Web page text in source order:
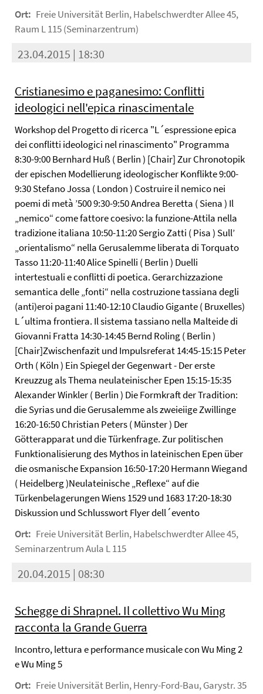
Ort: Freie Universität Berlin, Habelschwerdter Allee 45,
Raum L 115 (Seminarzentrum)
23.04.2015 | 18:30
Cristianesimo e paganesimo: Conflitti
ideologici nell'epica rinascimentale
Workshop del Progetto di ricerca "L´espressione epica
dei conflitti ideologici nel rinascimento" Programma
8:30-9:00 Bernhard Huß ( Berlin ) [Chair] Zur Chronotopik
der epischen Modellierung ideologischer Konflikte 9:00-
9:30 Stefano Jossa ( London ) Costruire il nemico nei
poemi di metà ’500 9:30-9:50 Andrea Beretta ( Siena ) Il
„nemico“ come fattore coesivo: la funzione-Attila nella
tradizione italiana 10:50-11:20 Sergio Zatti ( Pisa ) Sull’
„orientalismo“ nella Gerusalemme liberata di Torquato
Tasso 11:20-11:40 Alice Spinelli ( Berlin ) Duelli
intertestuali e conflitti di poetica. Gerarchizzazione
semantica delle „fonti“ nella costruzione tassiana degli
(anti)eroi pagani 11:40-12:10 Claudio Gigante ( Bruxelles)
L´ultima frontiera. Il sistema tassiano nella Malteide di
Giovanni Fratta 14:30-14:45 Bernd Roling ( Berlin )
[Chair]Zwischenfazit und Impulsreferat 14:45-15:15 Peter
Orth ( Köln ) Ein Spiegel der Gegenwart - Der erste
Kreuzzug als Thema neulateinischer Epen 15:15-15:35
Alexander Winkler ( Berlin ) Die Formkraft der Tradition:
die Syrias und die Gerusalemme als zweieiige Zwillinge
16:20-16:50 Christian Peters ( Münster ) Der
Götterapparat und die Türkenfrage. Zur politischen
Funktionalisierung des Mythos in lateinischen Epen über
die osmanische Expansion 16:50-17:20 Hermann Wiegand
( Heidelberg )Neulateinische „Reflexe“ auf die
Türkenbelagerungen Wiens 1529 und 1683 17:20-18:30
Diskussion und Schlusswort Flyer dell´evento
Ort: Freie Universität Berlin, Habelschwerdter Allee 45,
Seminarzentrum Aula L 115
20.04.2015 | 08:30
Schegge di Shrapnel. Il collettivo Wu Ming
racconta la Grande Guerra
Incontro, lettura e performance musicale con Wu Ming 2
e Wu Ming 5
Ort: Freie Universität Berlin, Henry-Ford-Bau, Garystr. 35